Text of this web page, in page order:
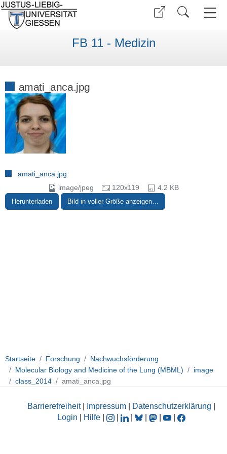
FB 11 - Medizin
amati_anca.jpg
amati_anca.jpg
image/jpeg
120x119 4.2 KB
Herunterladen Bild in voller Größe anzeigen…
Startseite Forschung
Nachwuchsförderung
Molecular Biology and Medicine of the Lung (MBML)
image
class_2014
amati_anca.jpg
Barrierefreiheit| Impressum Datenschutzerklärung
Login
Hilfe